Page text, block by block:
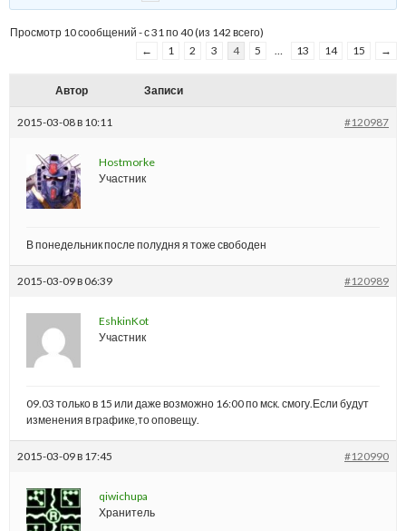
Просмотр 10 сообщений - с 31 по 40 (из 142 всего)
←
1 2 3 4 5 … 13 14 15 →
Автор Записи
2015-03-08 в 10:11 #120987
Hostmorke
Участник
В понедельник после полудня я тоже свободен
2015-03-09 в 06:39 #120989
EshkinKot
Участник
09.03 только в 15 или даже возможно 16:00 по мск. смогу.Если будут
изменения в графике,то оповещу.
2015-03-09 в 17:45 #120990
qiwichupa
Хранитель